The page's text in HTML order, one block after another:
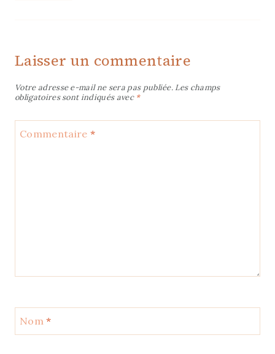
Laisser un commentaire
Votre adresse e-mail ne sera pas publiée. Les champs
obligatoires sont indiqués avec *
Commentaire *
Nom*